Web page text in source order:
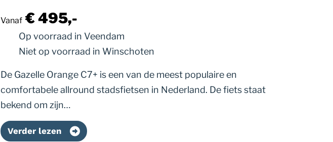
Vanaf € 495,-
Op voorraad in Veendam
Niet op voorraad in Winschoten
De Gazelle Orange C7+ is een van de meest populaire en
comfortabele allround stadsfietsen in Nederland. De fiets staat
bekend om zijn…
Verder lezen